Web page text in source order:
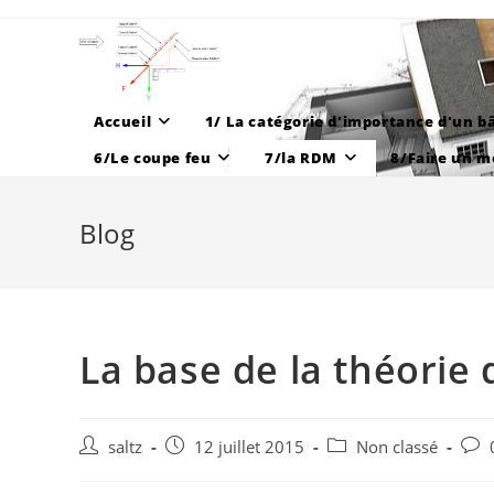
Accueil 1/ La catégorie d'importance d'un
6/Le coupe feu
7/la RDM 8/Faire un
Blog
La base de la théorie
Auteur/autrice
saltz
Publication
12 juillet 2015
Post Non classé